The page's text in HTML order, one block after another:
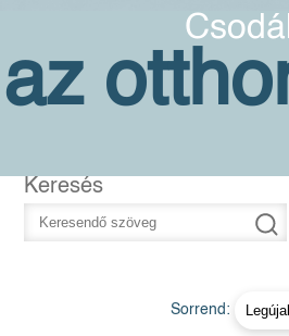
az
Keresés
Sorrend: